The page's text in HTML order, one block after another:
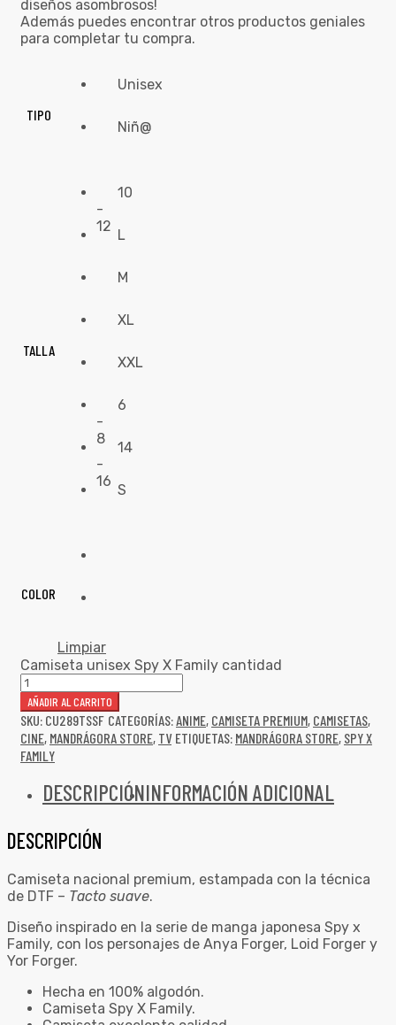
diseños asombrosos!
Además puedes encontrar otros productos geniales
para completar tu compra.
TIPO
Unisex
Niñ@
TALLA
10
-
12
L
M
XL
XXL
6
-
8
14
-
16
S
COLOR
Limpiar
Camiseta unisex Spy X Family cantidad
AÑADIR AL CARRITO
SKU: CU289TSSF CATEGORÍAS:ANIME, CAMISETA PREMIUM, CAMISETAS,
CINE, MANDRÁGORA STORE, TV ETIQUETAS: MANDRÁGORA STORE, SPY X
FAMILY
DESCRIPCIÓNINFORMACIÓN ADICIONAL
DESCRIPCIÓN
Camiseta nacional premium, estampada con la técnica
de DTF – Tacto suave.
Diseño inspirado en la serie de manga japonesa Spy x
Family, con los personajes de Anya Forger, Loid Forger y
Yor Forger.
Hecha en 100% algodón.
Camiseta Spy X Family.